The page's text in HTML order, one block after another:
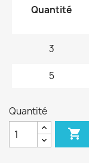
Quantité
3
5
Quantité
